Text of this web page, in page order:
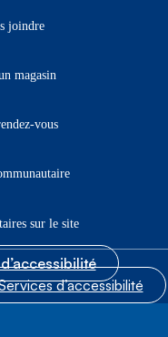
joindre
magasin
vous
sur le site
d’accessibilité